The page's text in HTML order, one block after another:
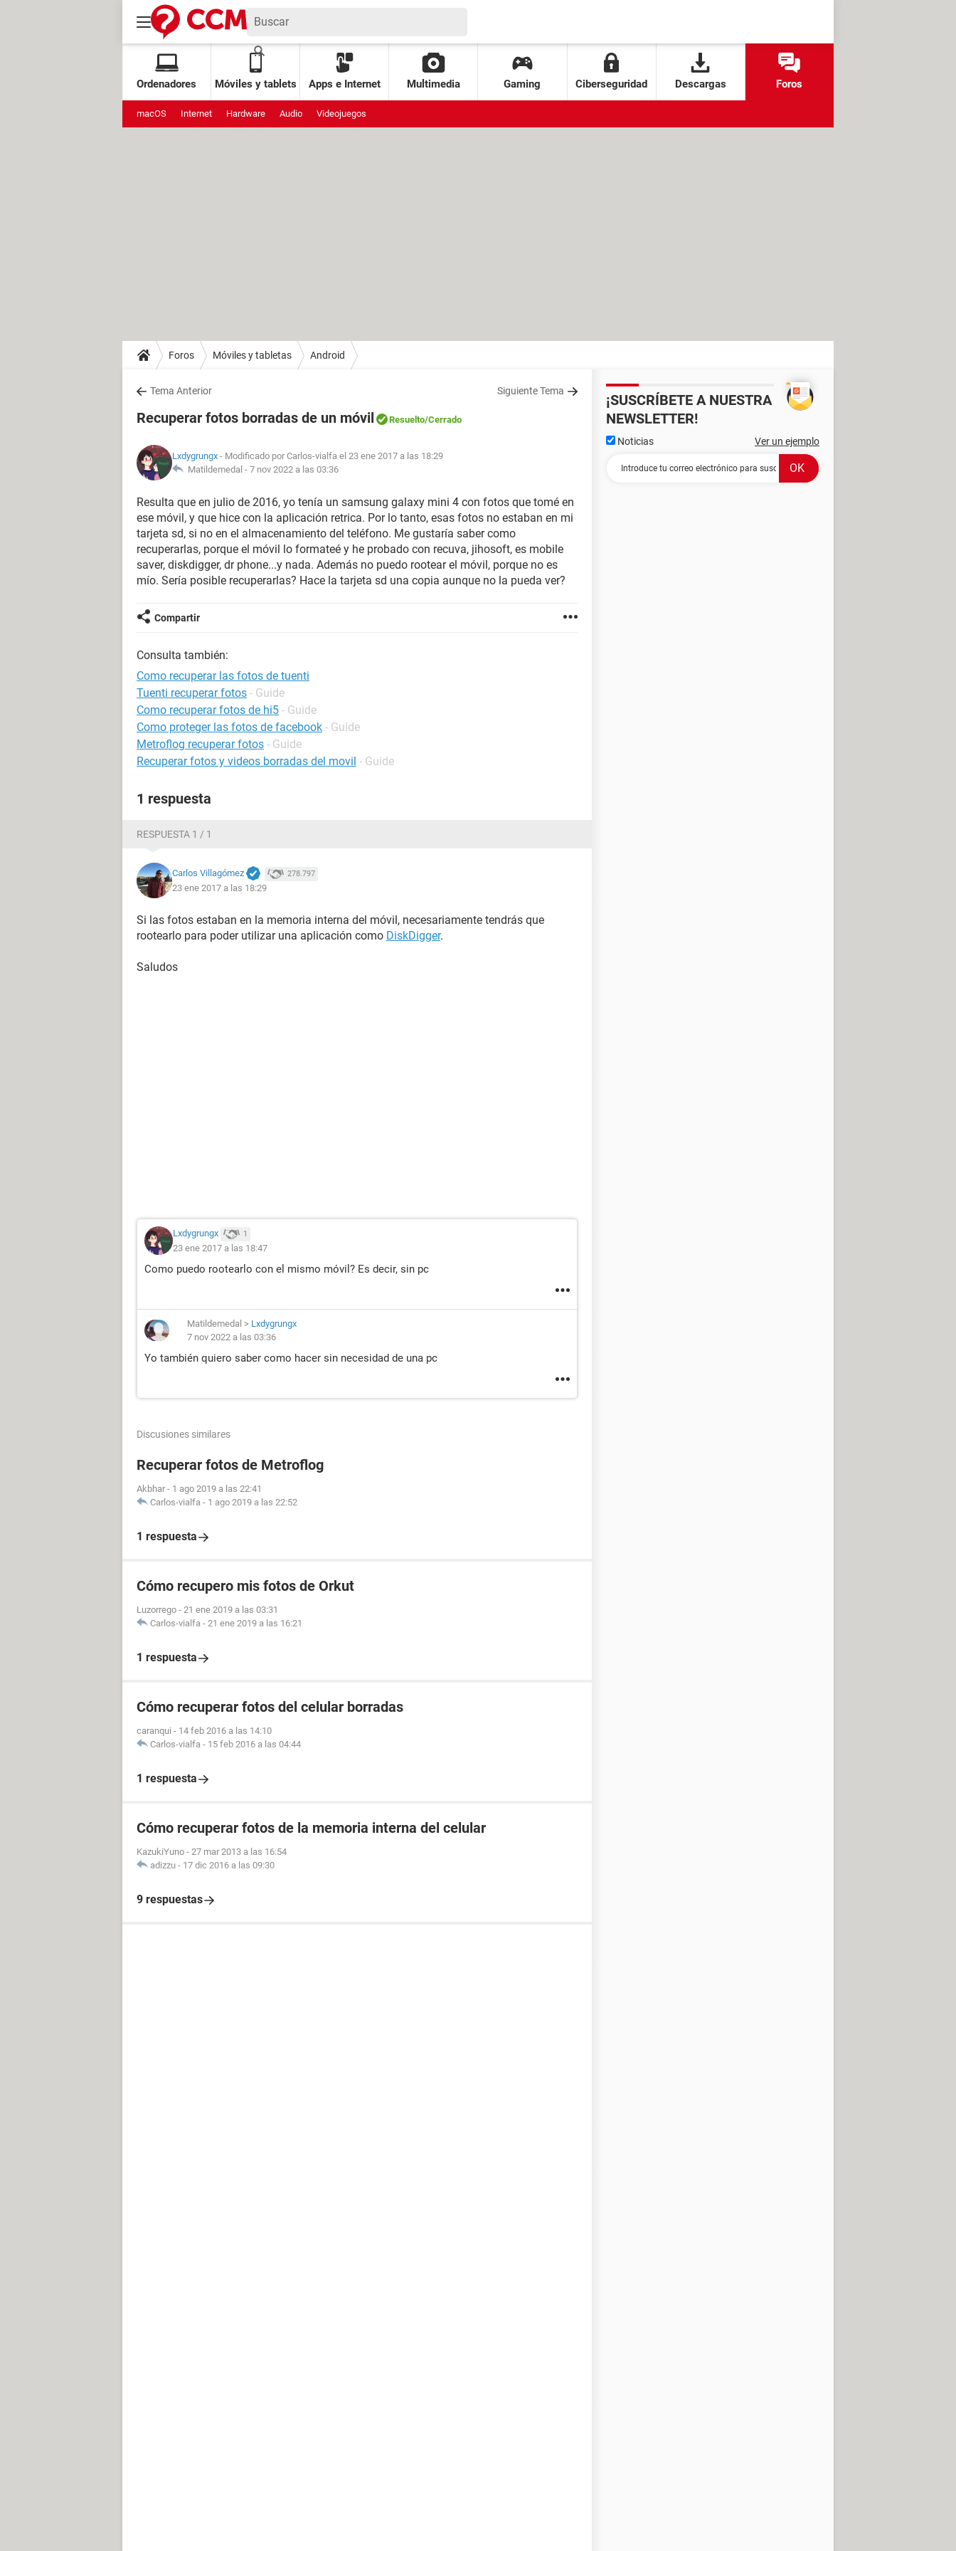
Ordenadores Móviles y tablets Apps e Internet Multimedia Gaming Ciberseguridad Descargas Foros
macOS Internet Hardware Audio Videojuegos
Foros Móviles y tabletas Android
Tema Anterior Siguiente Tema
Recuperar fotos borradas de un móvil Resuelto/Cerrado
Lxdygrungx - Modificado por Carlos-vialfa el 23 ene 2017 a las 18:29
Matildemedal - 7 nov 2022 a las 03:36
Resulta que en julio de 2016, yo tenía un samsung galaxy mini 4 con fotos que tomé en
ese móvil, y que hice con la aplicación retrica. Por lo tanto, esas fotos no estaban en mi
tarjeta sd, si no en el almacenamiento del teléfono. Me gustaría saber como
recuperarlas, porque el móvil lo formateé y he probado con recuva, jihosoft, es mobile
saver, diskdigger, dr phone...y nada. Además no puedo rootear el móvil, porque no es
mío. Sería posible recuperarlas? Hace la tarjeta sd una copia aunque no la pueda ver?
Compartir
Consulta también:
Como recuperar las fotos de tuenti
Tuenti recuperar fotos - Guide
Como recuperar fotos de hi5 - Guide
Como proteger las fotos de facebook - Guide
Metroflog recuperar fotos - Guide
Recuperar fotos y videos borradas del movil - Guide
1 respuesta
RESPUESTA 1 / 1
Carlos Villagómez 278.797
23 ene 2017 a las 18:29
Si las fotos estaban en la memoria interna del móvil, necesariamente tendrás que
rootearlo para poder utilizar una aplicación como DiskDigger.
Saludos
Lxdygrungx 1
23 ene 2017 a las 18:47
Como puedo rootearlo con el mismo móvil? Es decir, sin pc
Matildemedal > Lxdygrungx
7 nov 2022 a las 03:36
Yo también quiero saber como hacer sin necesidad de una pc
Discusiones similares
Recuperar fotos de Metroflog
Akbhar - 1 ago 2019 a las 22:41
Carlos-vialfa - 1 ago 2019 a las 22:52
1 respuesta
Cómo recupero mis fotos de Orkut
Luzorrego - 21 ene 2019 a las 03:31
Carlos-vialfa - 21 ene 2019 a las 16:21
1 respuesta
Cómo recuperar fotos del celular borradas
caranqui - 14 feb 2016 a las 14:10
Carlos-vialfa - 15 feb 2016 a las 04:44
1 respuesta
Cómo recuperar fotos de la memoria interna del celular
KazukiYuno - 27 mar 2013 a las 16:54
adizzu - 17 dic 2016 a las 09:30
9 respuestas
¡SUSCRÍBETE A NUESTRA
NEWSLETTER!
Noticias Ver un ejemplo